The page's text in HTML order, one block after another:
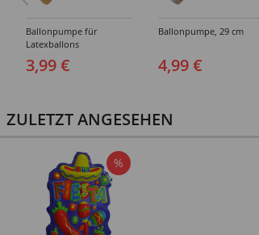
Ballonpumpe für
Latexballons
3,99 €
Ballonpumpe, 29 cm
4,99 €
ZULETZT ANGESEHEN
%